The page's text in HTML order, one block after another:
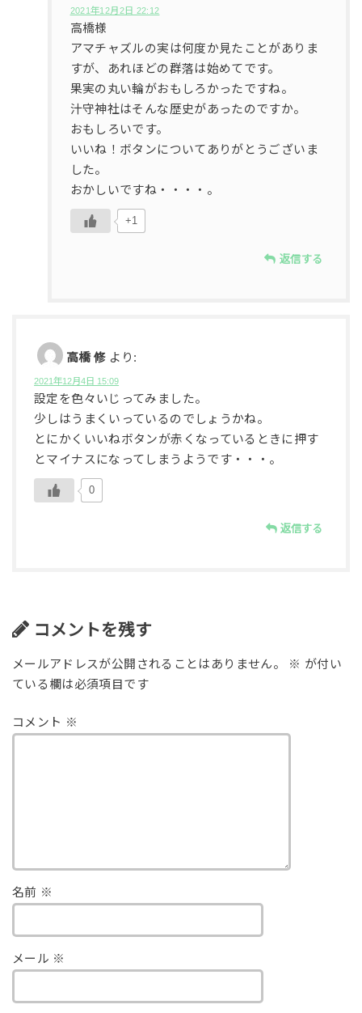
2021年12月2日 22:12
高橋様
アマチャズルの実は何度か見たことがありま
すが、あれほどの群落は始めてです。
果実の丸い輪がおもしろかったですね。
汁守神社はそんな歴史があったのですか。
おもしろいです。
いいね！ボタンについてありがとうございま
した。
おかしいですね・・・・。
+1
返信する
高橋 修 より:
2021年12月4日 15:09
設定を色々いじってみました。
少しはうまくいっているのでしょうかね。
とにかくいいねボタンが赤くなっているときに押す
とマイナスになってしまうようです・・・。
0
返信する
コメントを残す
メールアドレスが公開されることはありません。 ※ が付い
ている欄は必須項目です
コメント ※
名前 ※
メール ※